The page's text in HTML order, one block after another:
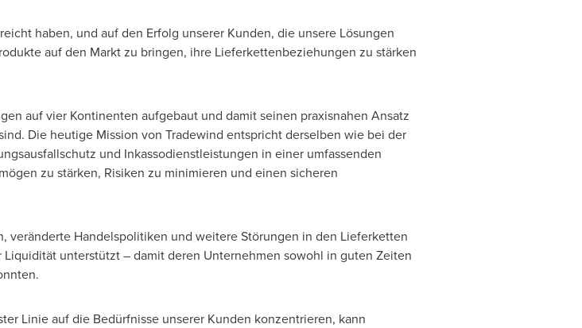
haben, und auf den Erfolg unserer Kunden, die unsere Lösungen
auf den Markt zu bringen, ihre Lieferkettenbeziehungen zu stärken
auf vier Kontinenten aufgebaut und damit seinen praxisnahen Ansatz
Die heutige Mission von Tradewind entspricht derselben wie bei der
und Inkassodienstleistungen in einer umfassenden
zu stärken, Risiken zu minimieren und einen sicheren
veränderte Handelspolitiken und weitere Störungen in den Lieferketten
unterstützt – damit deren Unternehmen sowohl in guten Zeiten
Linie auf die Bedürfnisse unserer Kunden konzentrieren, kann